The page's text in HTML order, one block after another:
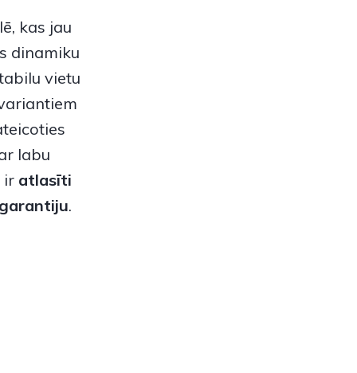
kas jau
dinamiku
vietu
labu
ir atlasīti
.